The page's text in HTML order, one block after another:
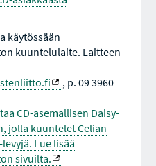
käytössään
kuuntelulaite. Laitteen
, p. 09 3960
CD-asemallisen Daisy-
jolla kuuntelet Celian
Lue lisää
sivuilta.